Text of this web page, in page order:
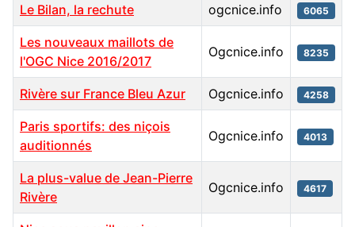
Le Bilan, la rechute ogcnice.info 6065
Les nouveaux maillots de
l'OGC Nice 2016/2017
Ogcnice.info 8235
Rivère sur France Bleu Azur Ogcnice.info 4258
Paris sportifs: des niçois
auditionnés
Ogcnice.info 4013
La plus-value de Jean-Pierre
Rivère
Ogcnice.info 4617